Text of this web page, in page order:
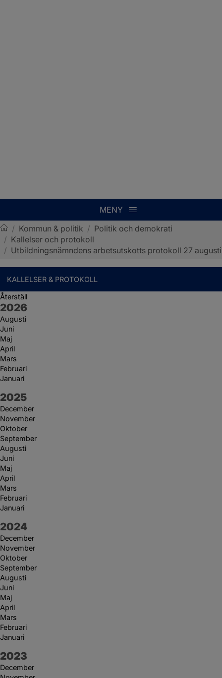
MENY
Sotenäs kommun
/ Kommun & politik / Politik och demokrati
/ Kallelser och protokoll
/ Utbildningsnämndens arbetsutskotts protokoll 27 augusti
KALLELSER & PROTOKOLL
Återställ
År:
2026
Augusti
Juni
Maj
April
Mars
Februari
Januari
År:
2025
December
November
Oktober
September
Augusti
Juni
Maj
April
Mars
Februari
Januari
År:
2024
December
November
Oktober
September
Augusti
Juni
Maj
April
Mars
Februari
Januari
År:
2023
December